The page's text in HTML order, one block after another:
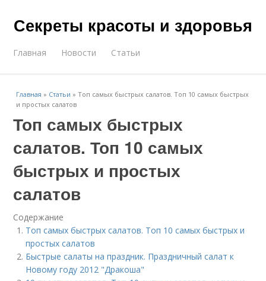
Секреты красоты и здоровья
Главная Новости Статьи
Главная » Статьи »Топ самых быстрых салатов. Топ 10 самых быстрых
и простых салатов
Топ самых быстрых
салатов. Топ 10 самых
быстрых и простых
салатов
Содержание
Топ самых быстрых салатов. Топ 10 самых быстрых и
простых салатов
Быстрые салаты на праздник. Праздничный салат к
Новому году 2012 "Дракоша"